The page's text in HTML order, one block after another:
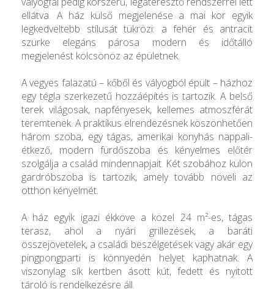
ellátva. A ház külső megjelenése a mai kor egyik
legkedveltebb stílusát tükrözi: a fehér és antracit
szürke elegáns párosa modern és időtálló
megjelenést kölcsönöz az épületnek.
A vegyes falazatú – kőből és vályogból épült – házhoz
egy tégla szerkezetű hozzáépítés is tartozik. A belső
terek világosak, napfényesek, kellemes atmoszférát
teremtenek. A praktikus elrendezésnek köszönhetően
három szoba, egy tágas, amerikai konyhás nappali-
étkező, modern fürdőszoba és kényelmes előtér
szolgálja a család mindennapjait. Két szobához külön
gardróbszoba is tartozik, amely tovább növeli az
otthon kényelmét.
A ház egyik igazi ékköve a közel 24 m²-es, tágas
terasz, ahol a nyári grillezések, a baráti
összejövetelek, a családi beszélgetések vagy akár egy
pingpongparti is könnyedén helyet kaphatnak. A
viszonylag sík kertben ásott kút, fedett és nyitott
tároló is rendelkezésre áll.